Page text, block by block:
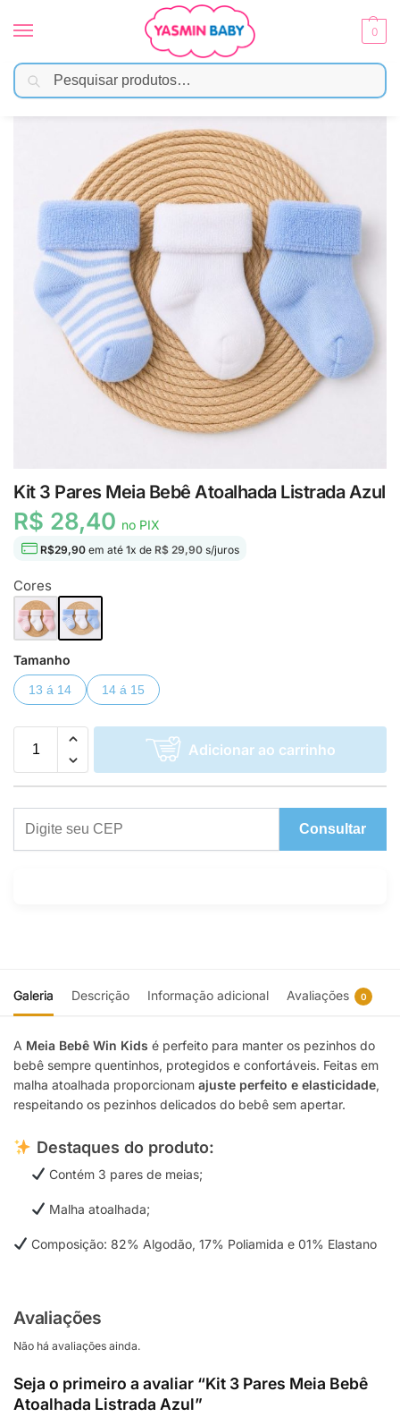
0
Início Moda Bebê / Meias e Acessórios
Kit 3 Pares Meia Bebê Atoalhada Listrada Azul
R$ 28,40 no PIX
R$29,90 em até 1x de R$ 29,90 s/juros
Cores
Tamanho
13 á 14 14 á 15
Adicionar ao carrinho
Consultar
Galeria Descrição Informação adicional Avaliações 0
A Meia Bebê Win Kids é perfeito para manter os pezinhos do
bebê sempre quentinhos, protegidos e confortáveis. Feitas em
malha atoalhada proporcionam ajuste perfeito e elasticidade,
respeitando os pezinhos delicados do bebê sem apertar.
Destaques do produto:
Contém 3 pares de meias;
Malha atoalhada;
Composição: 82% Algodão, 17% Poliamida e 01% Elastano
Avaliações
Não há avaliações ainda.
Seja o primeiro a avaliar “Kit 3 Pares Meia Bebê
Atoalhada Listrada Azul”